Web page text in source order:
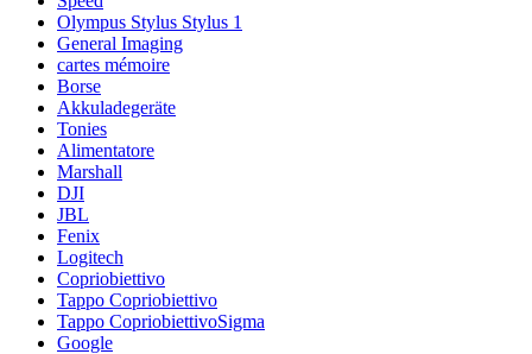
Olympus Stylus Stylus 1
General Imaging
cartes mémoire
Borse
Akkuladegeräte
Tonies
Alimentatore
Marshall
DJI
JBL
Fenix
Logitech
Copriobiettivo
Tappo Copriobiettivo
Tappo CopriobiettivoSigma
Google